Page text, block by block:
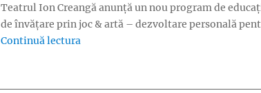
Teatrul Ion Creangă anunță un nou program de
de învățare prin joc & artă – dezvoltare personală
Continuă lectura